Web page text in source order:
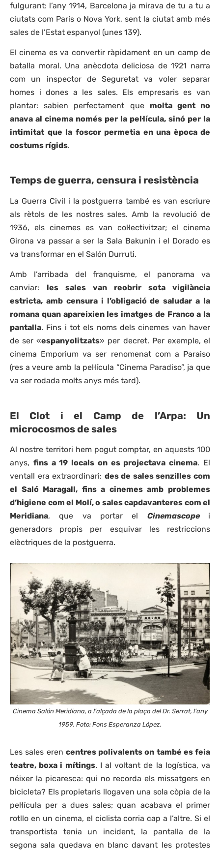
fulgurant: l’any 1914, Barcelona ja mirava de tu a tu a
ciutats com París o Nova York, sent la ciutat amb més
sales de l’Estat espanyol (unes 139).
El cinema es va convertir ràpidament en un camp de
batalla moral. Una anècdota deliciosa de 1921 narra
com un inspector de Seguretat va voler separar
homes i dones a les sales. Els empresaris es van
plantar: sabien perfectament que molta gent no
anava al cinema només per la pel·lícula, sinó per la
intimitat que la foscor permetia en una època de
costums rígids.
Temps de guerra, censura i resistència
La Guerra Civil i la postguerra també es van escriure
als rètols de les nostres sales. Amb la revolució de
1936, els cinemes es van col·lectivitzar; el cinema
Girona va passar a ser la Sala Bakunin i el Dorado es
va transformar en el Salón Durruti.
Amb l’arribada del franquisme, el panorama va
canviar: les sales van reobrir sota vigilància
estricta, amb censura i l’obligació de saludar a la
romana quan apareixien les imatges de Franco a la
pantalla. Fins i tot els noms dels cinemes van haver
de ser «espanyolitzats» per decret. Per exemple, el
cinema Emporium va ser renomenat com a Paraiso
(res a veure amb la pel·lícula “Cinema Paradiso”, ja que
va ser rodada molts anys més tard).
El Clot i el Camp de l’Arpa: Un
microcosmos de sales
Al nostre territori hem pogut comptar, en aquests 100
anys, fins a 19 locals on es projectava cinema. El
ventall era extraordinari: des de sales senzilles com
el Saló Maragall, fins a cinemes amb problemes
d’higiene com el Molí, o sales capdavanteres com el
Meridiana, que va portar el Cinemascope
i
generadors propis per esquivar les restriccions
elèctriques de la postguerra.
Cinema Salón Meridiana, a l’alçada de la plaça del Dr. Serrat, l’any
1959. Foto: Fons Esperanza López.
Les sales eren centres polivalents on també es feia
teatre, boxa i mítings. I al voltant de la logística, va
néixer la picaresca: qui no recorda els missatgers en
bicicleta? Els propietaris llogaven una sola còpia de la
pel·lícula per a dues sales; quan acabava el primer
rotllo en un cinema, el ciclista corria cap a l’altre. Si el
transportista tenia un incident, la pantalla de la
segona sala quedava en blanc davant les protestes